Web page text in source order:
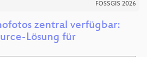
FOSSGIS 2026
zentral verfügbar:
Lösung für